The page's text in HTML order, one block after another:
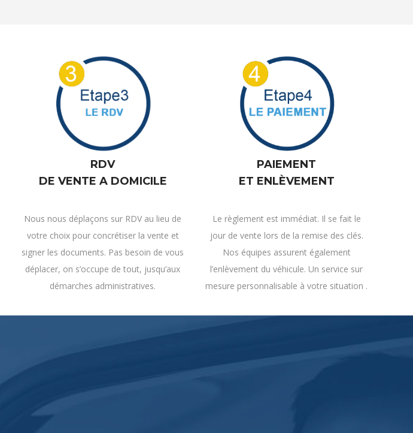
RDV
DE VENTE A DOMICILE
Nous nous déplaçons sur RDV au lieu de
votre choix pour concrétiser la vente et
signer les documents. Pas besoin de vous
déplacer, on s’occupe de tout, jusqu’aux
démarches administratives.
PAIEMENT
ET ENLÈVEMENT
Le règlement est immédiat. Il se fait le
jour de vente lors de la remise des clés.
Nos équipes assurent également
l’enlèvement du véhicule. Un service sur
mesure personnalisable à votre situation .